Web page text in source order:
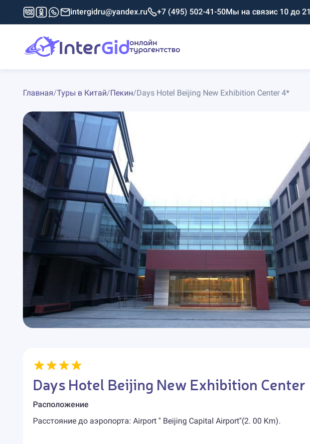
intergidru@yandex.ru +7 (495) 502-41-50Мы на связис 10 до 21
Главная/Туры в Китай/Пекин/Days Hotel Beijing New Exhibition Center 4*
Days Hotel Beijing New Exhibition Center
Расположение
Расстояние до аэропорта: Airport '' Beijing Capital Airport''(2. 00 Km).